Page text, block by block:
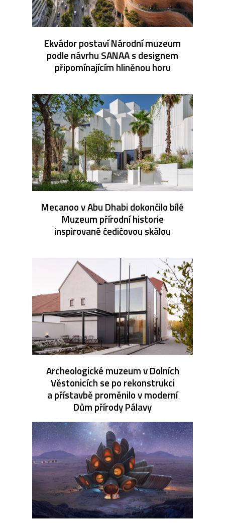
Ekvádor postaví Národní muzeum
podle návrhu SANAA s designem
připomínajícím hliněnou horu
Mecanoo v Abu Dhabi dokončilo bílé
Muzeum přírodní historie
inspirované čedičovou skálou
Archeologické muzeum v Dolních
Věstonicích se po rekonstrukci
a přístavbě proměnilo v moderní
Dům přírody Pálavy